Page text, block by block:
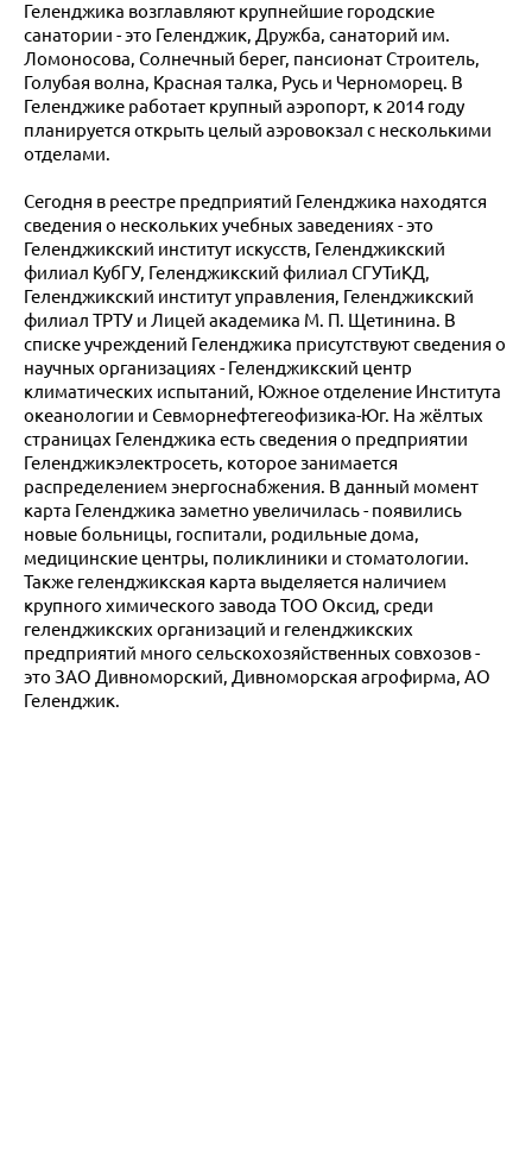
Геленджика возглавляют крупнейшие городские
санатории - это Геленджик, Дружба, санаторий им.
Ломоносова, Солнечный берег, пансионат Строитель,
Голубая волна, Красная талка, Русь и Черноморец. В
Геленджике работает крупный аэропорт, к 2014 году
планируется открыть целый аэровокзал с несколькими
отделами.
Сегодня в реестре предприятий Геленджика находятся
сведения о нескольких учебных заведениях - это
Геленджикский институт искусств, Геленджикский
филиал КубГУ, Геленджикский филиал СГУТиКД,
Геленджикский институт управления, Геленджикский
филиал ТРТУ и Лицей академика М. П. Щетинина. В
списке учреждений Геленджика присутствуют сведения о
научных организациях - Геленджикский центр
климатических испытаний, Южное отделение Института
океанологии и Севморнефтегеофизика-Юг. На жёлтых
страницах Геленджика есть сведения о предприятии
Геленджикэлектросеть, которое занимается
распределением энергоснабжения. В данный момент
карта Геленджика заметно увеличилась - появились
новые больницы, госпитали, родильные дома,
медицинские центры, поликлиники и стоматологии.
Также геленджикская карта выделяется наличием
крупного химического завода ТОО Оксид, среди
геленджикских организаций и геленджикских
предприятий много сельскохозяйственных совхозов -
это ЗАО Дивноморский, Дивноморская агрофирма, АО
Геленджик.